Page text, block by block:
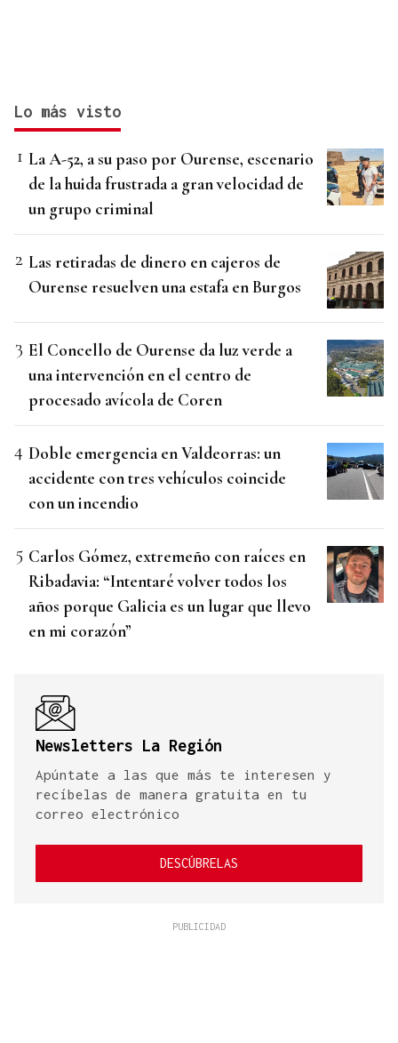
Lo más visto
La A-52, a su paso por Ourense, escenario
de la huida frustrada a gran velocidad de
un grupo criminal
Las retiradas de dinero en cajeros de
Ourense resuelven una estafa en Burgos
El Concello de Ourense da luz verde a
una intervención en el centro de
procesado avícola de Coren
Doble emergencia en Valdeorras: un
accidente con tres vehículos coincide
con un incendio
Carlos Gómez, extremeño con raíces en
Ribadavia: “Intentaré volver todos los
años porque Galicia es un lugar que llevo
en mi corazón”
Newsletters La Región
Apúntate a las que más te interesen y
recíbelas de manera gratuita en tu
correo electrónico
DESCÚBRELAS